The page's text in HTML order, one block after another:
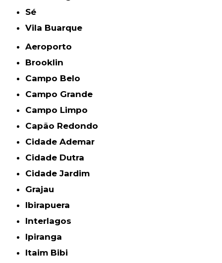
Sé
Vila Buarque
Aeroporto
Brooklin
Campo Belo
Campo Grande
Campo Limpo
Capão Redondo
Cidade Ademar
Cidade Dutra
Cidade Jardim
Grajau
Ibirapuera
Interlagos
Ipiranga
Itaim Bibi